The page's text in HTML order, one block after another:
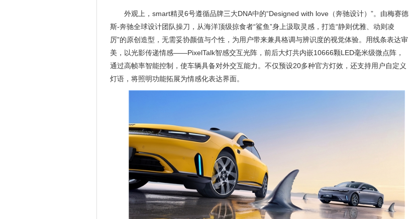
外观上，smart精灵6号遵循品牌三大DNA中的“Designed with love（奔驰设计）”。由梅赛德
斯-奔驰全球设计团队操刀，从海洋顶级掠食者“鲨鱼”身上汲取灵感，打造“静则优雅、动则凌
厉”的原创造型，无需妥协颜值与个性，为用户带来兼具格调与辨识度的视觉体验。用线条表达审
美，以光影传递情感——PixelTalk智感交互光阵，前后大灯共内嵌10666颗LED毫米级微点阵，
通过高帧率智能控制，使车辆具备对外交互能力。不仅预设20多种官方灯效，还支持用户自定义
灯语，将照明功能拓展为情感化表达界面。